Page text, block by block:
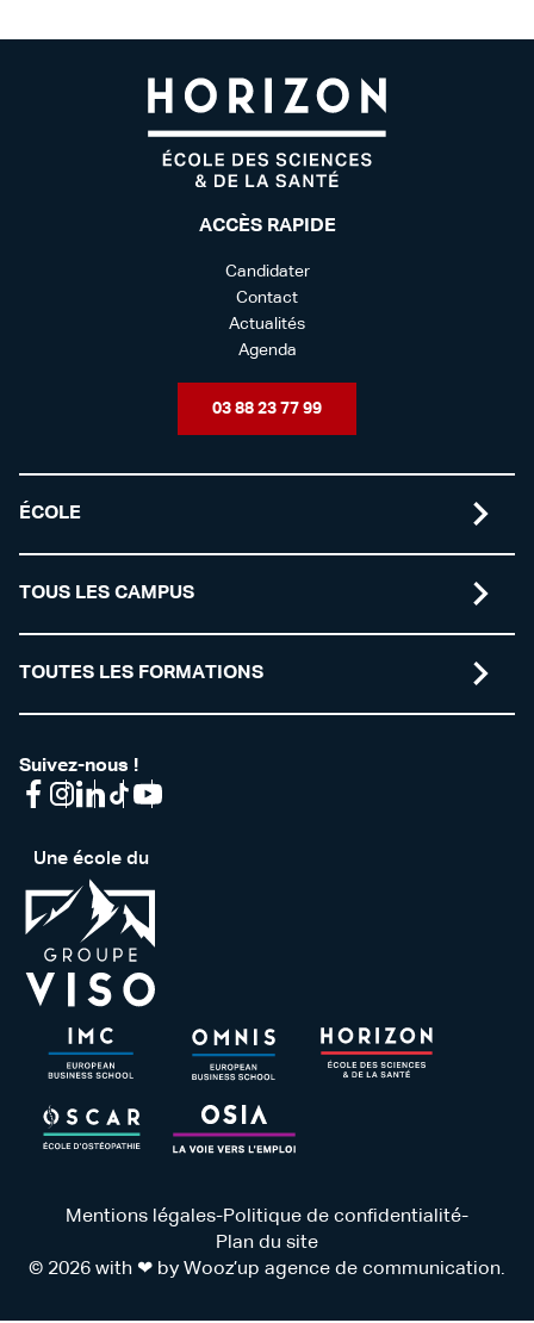
ACCÈS RAPIDE
Candidater
Contact
Actualités
Agenda
03 88 23 77 99
ÉCOLE
TOUS LES CAMPUS
TOUTES LES FORMATIONS
Suivez-nous !
Une école du
Mentions légales-Politique de confidentialité-
Plan du site
© 2026 with ❤ by Wooz’up agence de communication.